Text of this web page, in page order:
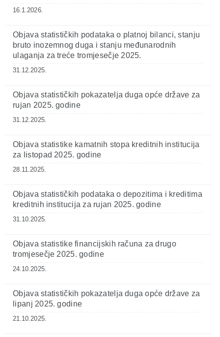
16.1.2026.
Objava statističkih podataka o platnoj bilanci, stanju
bruto inozemnog duga i stanju međunarodnih
ulaganja za treće tromjesečje 2025.
31.12.2025.
Objava statističkih pokazatelja duga opće države za
rujan 2025. godine
31.12.2025.
Objava statistike kamatnih stopa kreditnih institucija
za listopad 2025. godine
28.11.2025.
Objava statističkih podataka o depozitima i kreditima
kreditnih institucija za rujan 2025. godine
31.10.2025.
Objava statistike financijskih računa za drugo
tromjesečje 2025. godine
24.10.2025.
Objava statističkih pokazatelja duga opće države za
lipanj 2025. godine
21.10.2025.